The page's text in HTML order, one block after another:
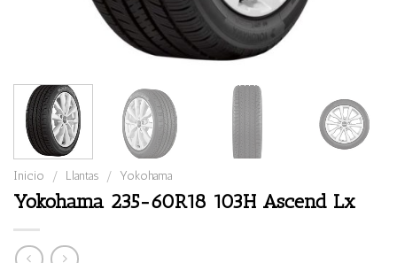
Inicio / Llantas / Yokohama
Yokohama 235-60R18 103H Ascend Lx